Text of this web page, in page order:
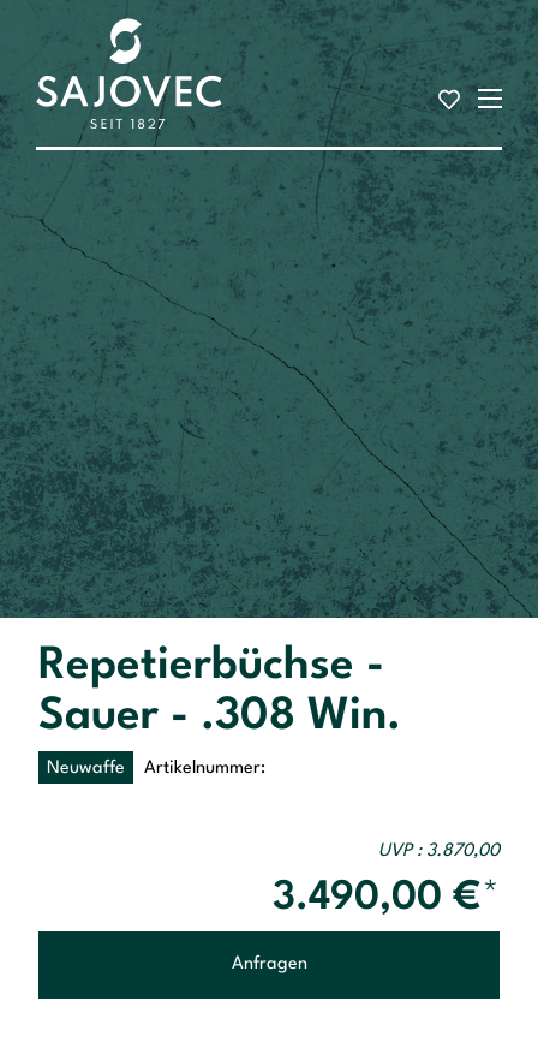
Repetierbüchse -
Sauer - .308 Win.
Neuwaffe Artikelnummer:
UVP : 3.870,00
3.490,00 €*
Anfragen